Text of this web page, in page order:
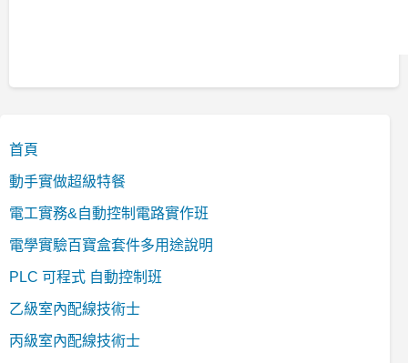
首頁
動手實做超級特餐
電工實務&自動控制電路實作班
電學實驗百寶盒套件多用途說明
PLC 可程式 自動控制班
乙級室內配線技術士
丙級室內配線技術士